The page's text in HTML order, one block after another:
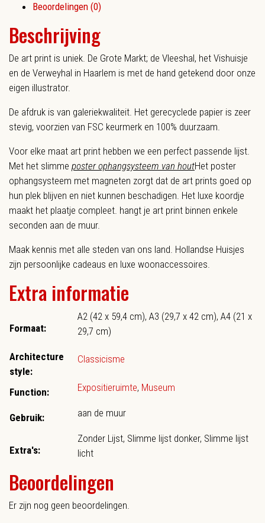
Beoordelingen (0)
Beschrijving
De art print is uniek. De Grote Markt; de Vleeshal, het Vishuisje
en de Verweyhal in Haarlem is met de hand getekend door onze
eigen illustrator.
De afdruk is van galeriekwaliteit. Het gerecyclede papier is zeer
stevig, voorzien van FSC keurmerk en 100% duurzaam.
Voor elke maat art print hebben we een perfect passende lijst.
Met het slimme poster ophangsysteem van houtHet poster
ophangsysteem met magneten zorgt dat de art prints goed op
hun plek blijven en niet kunnen beschadigen. Het luxe koordje
maakt het plaatje compleet. hangt je art print binnen enkele
seconden aan de muur.
Maak kennis met alle steden van ons land. Hollandse Huisjes
zijn persoonlijke cadeaus en luxe woonaccessoires.
Extra informatie
Formaat:
A2 (42 x 59,4 cm), A3 (29,7 x 42 cm), A4 (21 x
29,7 cm)
Architecture
style:
Classicisme
Function: Expositieruimte, Museum
Gebruik: aan de muur
Extra's:
Zonder Lijst, Slimme lijst donker, Slimme lijst
licht
Beoordelingen
Er zijn nog geen beoordelingen.